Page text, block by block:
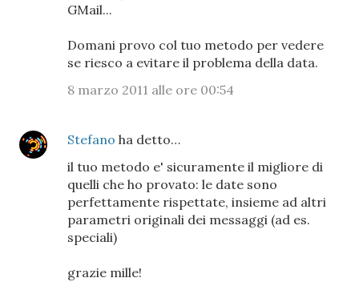
GMail...
Domani provo col tuo metodo per vedere
se riesco a evitare il problema della data.
8 marzo 2011 alle ore 00:54
Stefano ha detto…
il tuo metodo e' sicuramente il migliore di
quelli che ho provato: le date sono
perfettamente rispettate, insieme ad altri
parametri originali dei messaggi (ad es.
speciali)
grazie mille!